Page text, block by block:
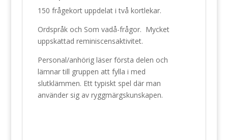
150 frågekort uppdelat i två kortlekar.
Ordspråk och Som vadå-frågor. Mycket
uppskattad reminiscensaktivitet.
Personal/anhörig läser första delen och
lämnar till gruppen att fylla i med
slutklämmen. Ett typiskt spel där man
använder sig av ryggmärgskunskapen.